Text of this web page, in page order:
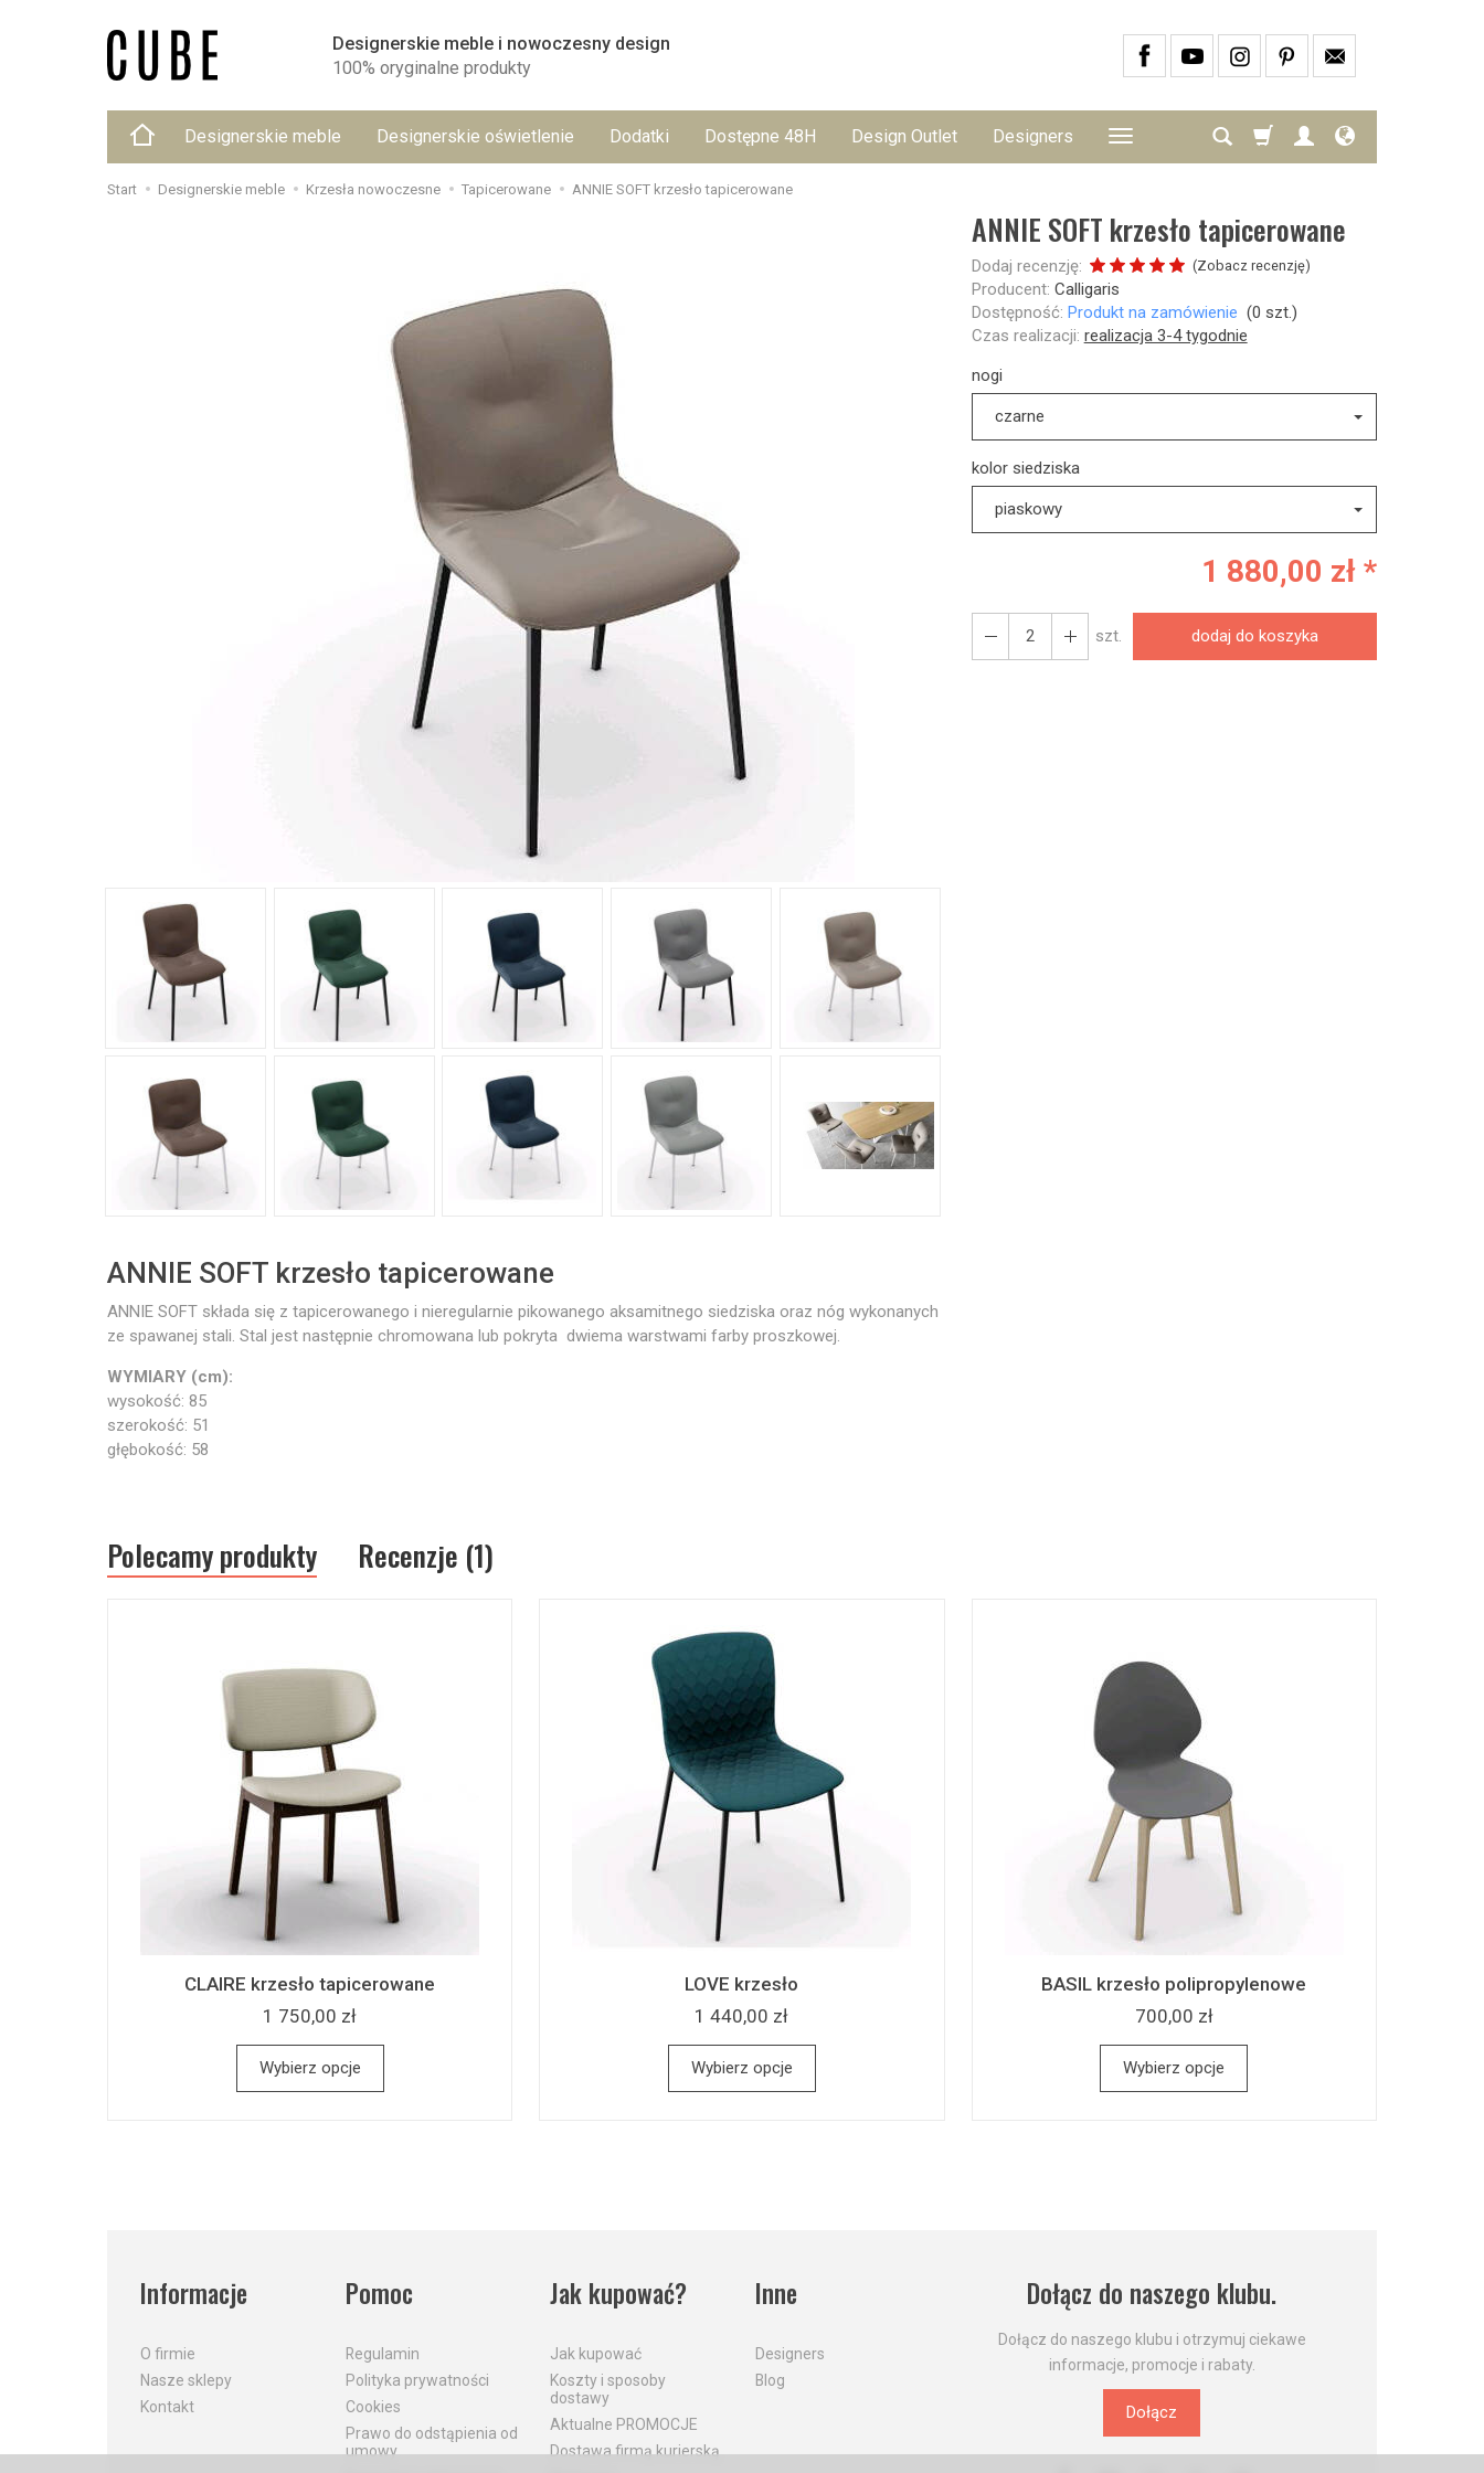
Designerskie meble i nowoczesny design
100% oryginalne produkty
Designerskie meble Designerskie oświetlenie Dodatki Dostępne 48H Design Outlet Designers
Start Designerskie meble Krzesła nowoczesne Tapicerowane ANNIE SOFT krzesło tapicerowane
ANNIE SOFT krzesło tapicerowane
Dodaj recenzję: (Zobacz recenzję)
Producent: Calligaris
Dostępność: Produkt na zamówienie (0 szt.)
Czas realizacji: realizacja 3-4 tygodnie
nogi
czarne
kolor siedziska
piaskowy
1 880,00 zł *
szt. dodaj do koszyka
ANNIE SOFT krzesło tapicerowane
ANNIE SOFT składa się z tapicerowanego i nieregularnie pikowanego aksamitnego siedziska oraz nóg wykonanych
ze spawanej stali. Stal jest następnie chromowana lub pokryta dwiema warstwami farby proszkowej.
WYMIARY (cm):
wysokość: 85
szerokość: 51
głębokość: 58
Polecamy produkty Recenzje (1)
CLAIRE krzesło tapicerowane
1 750,00 zł
Wybierz opcje
LOVE krzesło
1 440,00 zł
Wybierz opcje
BASIL krzesło polipropylenowe
700,00 zł
Wybierz opcje
Informacje
O firmie
Nasze sklepy
Kontakt
Pomoc
Regulamin
Polityka prywatności
Cookies
Prawo do odstąpienia od
umowy
Jak kupować?
Jak kupować
Koszty i sposoby
dostawy
Aktualne PROMOCJE
Dostawa firmą kurierską
Inne
Designers
Blog
Dołącz do naszego klubu.
Dołącz do naszego klubu i otrzymuj ciekawe
informacje, promocje i rabaty.
Dołącz